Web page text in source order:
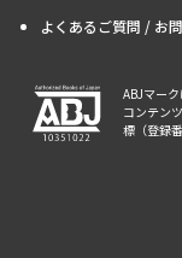
よくあるご質問 / お
ABJマー
コンテン
標（登録